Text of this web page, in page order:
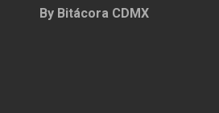
By Bitácora CDMX